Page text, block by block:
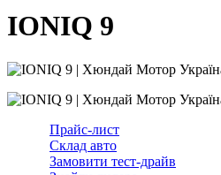
IONIQ 9
Прайс-лист
Склад авто
Замовити тест-драйв